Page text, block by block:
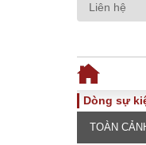
Liên hệ
Dòng sự
TOÀN